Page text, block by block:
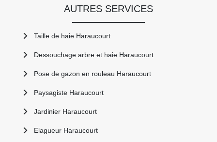
AUTRES SERVICES
Taille de haie Haraucourt
Dessouchage arbre et haie Haraucourt
Pose de gazon en rouleau Haraucourt
Paysagiste Haraucourt
Jardinier Haraucourt
Elagueur Haraucourt